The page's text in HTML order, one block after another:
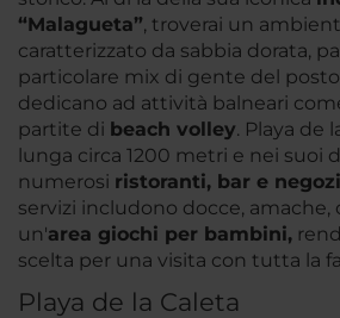
“Malagueta”, troverai un
caratterizzato da sabbia dorata,
particolare mix di gente del
dedicano ad attività balneari
partite di beach volley. Playa de
lunga circa 1200 metri e nei suoi
numerosi ristoranti, bar e negozi
servizi includono docce, amache,
un'area giochi per bambini,
scelta per una visita con tutta la
Playa de la Caleta